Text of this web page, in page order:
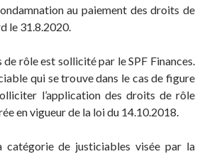
au paiement des droits de
le 31.8.2020.
rôle est sollicité par le SPF Finances.
qui se trouve dans le cas de figure
l’application des droits de rôle
en vigueur de la loi du 14.10.2018.
catégorie de justiciables visée par la